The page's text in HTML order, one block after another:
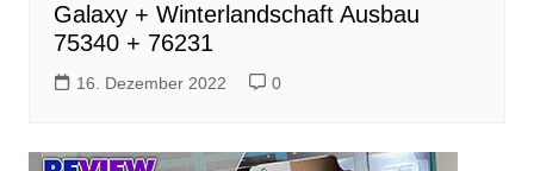
Galaxy + Winterlandschaft Ausbau
75340 + 76231
16. Dezember 2022 0